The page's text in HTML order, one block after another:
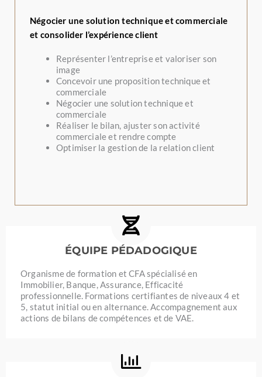
Négocier une solution technique et commerciale
et consolider l’expérience client
Représenter l’entreprise et valoriser son
image
Concevoir une proposition technique et
commerciale
Négocier une solution technique et
commerciale
Réaliser le bilan, ajuster son activité
commerciale et rendre compte
Optimiser la gestion de la relation client
ÉQUIPE PÉDADOGIQUE
Organisme de formation et CFA spécialisé en
Immobilier, Banque, Assurance, Efficacité
professionnelle. Formations certifiantes de niveaux 4 et
5, statut initial ou en alternance. Accompagnement aux
actions de bilans de compétences et de VAE.